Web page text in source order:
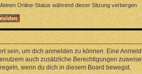
Online-Status während dieser Sitzung verbergen
sein, um dich anmelden zu können. Eine
auch zusätzliche Berechtigungen
wenn du dich in diesem Board bewegst.